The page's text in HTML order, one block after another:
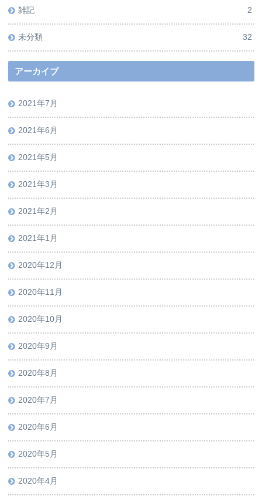
雑記 2
未分類 32
アーカイブ
2021年7月
2021年6月
2021年5月
2021年3月
2021年2月
2021年1月
2020年12月
2020年11月
2020年10月
2020年9月
2020年8月
2020年7月
2020年6月
2020年5月
2020年4月